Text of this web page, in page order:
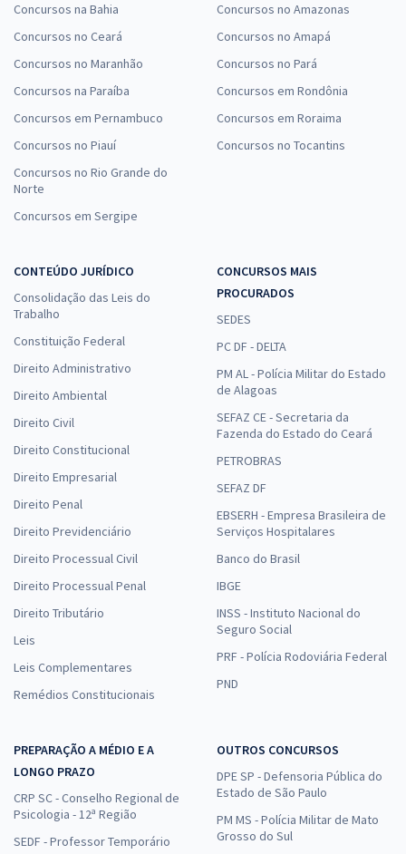
Concursos na Bahia
Concursos no Ceará
Concursos no Maranhão
Concursos na Paraíba
Concursos em Pernambuco
Concursos no Piauí
Concursos no Rio Grande do
Norte
Concursos em Sergipe
Concursos no Amazonas
Concursos no Amapá
Concursos no Pará
Concursos em Rondônia
Concursos em Roraima
Concursos no Tocantins
CONTEÚDO JURÍDICO
Consolidação das Leis do
Trabalho
Constituição Federal
Direito Administrativo
Direito Ambiental
Direito Civil
Direito Constitucional
Direito Empresarial
Direito Penal
Direito Previdenciário
Direito Processual Civil
Direito Processual Penal
Direito Tributário
Leis
Leis Complementares
Remédios Constitucionais
CONCURSOS MAIS
PROCURADOS
SEDES
PC DF - DELTA
PM AL - Polícia Militar do Estado
de Alagoas
SEFAZ CE - Secretaria da
Fazenda do Estado do Ceará
PETROBRAS
SEFAZ DF
EBSERH - Empresa Brasileira de
Serviços Hospitalares
Banco do Brasil
IBGE
INSS - Instituto Nacional do
Seguro Social
PRF - Polícia Rodoviária Federal
PND
PREPARAÇÃO A MÉDIO E A
LONGO PRAZO
CRP SC - Conselho Regional de
Psicologia - 12ª Região
SEDF - Professor Temporário
OUTROS CONCURSOS
DPE SP - Defensoria Pública do
Estado de São Paulo
PM MS - Polícia Militar de Mato
Grosso do Sul